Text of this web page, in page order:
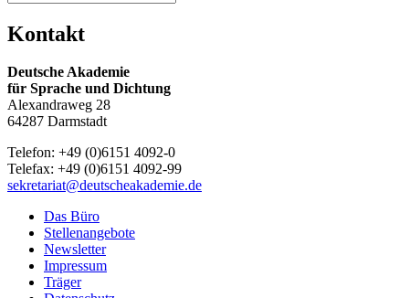
Kontakt
Deutsche Akademie
für Sprache und Dichtung
Alexandraweg 28
64287 Darmstadt
Telefon: +49 (0)6151 4092-0
Telefax: +49 (0)6151 4092-99
sekretariat@deutscheakademie.de
Das Büro
Stellenangebote
Newsletter
Impressum
Träger